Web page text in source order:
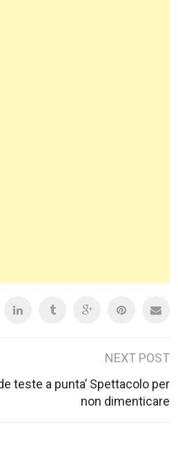
NEXT POST
teste a punta’ Spettacolo per
non dimenticare